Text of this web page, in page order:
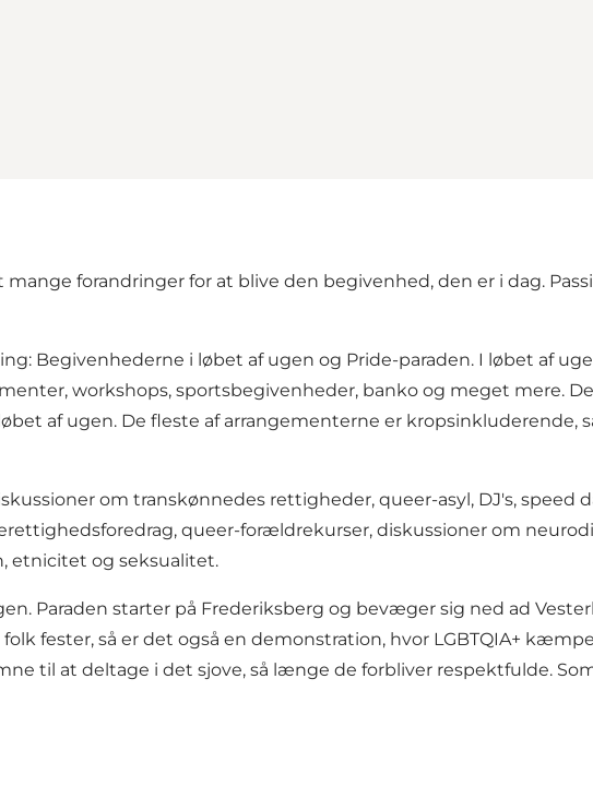
forandringer for at blive den begivenhed, den er i dag.
Begivenhederne i løbet af ugen og Pride-paraden. I løbet af
workshops, sportsbegivenheder, banko og meget mere.
af ugen. De fleste af arrangementerne er kropsinkluderende,
om transkønnedes rettigheder, queer-asyl, DJ's, speed
queer-forældrekurser, diskussioner om
etnicitet og seksualitet.
Paraden starter på Frederiksberg og bevæger sig ned ad
fester, så er det også en demonstration, hvor LGBTQIA+
til at deltage i det sjove, så længe de forbliver respektfulde.